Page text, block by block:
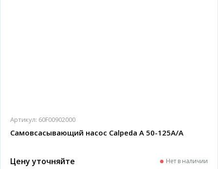
Артикул: 60F00902000
Самовсасывающий насос Calpeda A 50-125A/A
Цену уточняйте Нет в наличии